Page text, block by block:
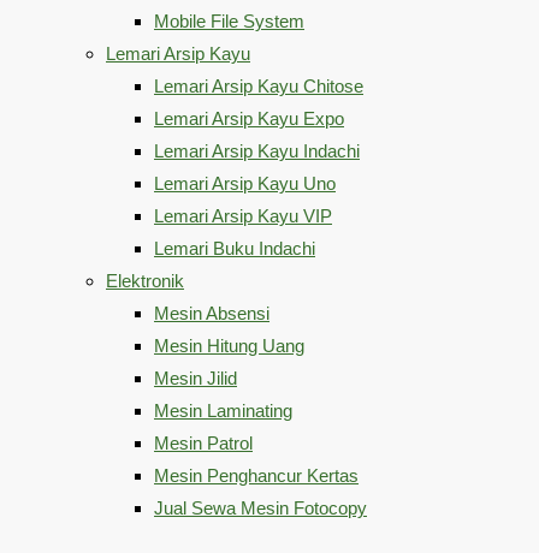
Mobile File System
Lemari Arsip Kayu
Lemari Arsip Kayu Chitose
Lemari Arsip Kayu Expo
Lemari Arsip Kayu Indachi
Lemari Arsip Kayu Uno
Lemari Arsip Kayu VIP
Lemari Buku Indachi
Elektronik
Mesin Absensi
Mesin Hitung Uang
Mesin Jilid
Mesin Laminating
Mesin Patrol
Mesin Penghancur Kertas
Jual Sewa Mesin Fotocopy